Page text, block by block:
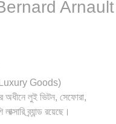
(Bernard Arnault
Goods)
অধীনে লুই ভিটন, সেফোরা,
ব্র্যান্ড রয়েছে।